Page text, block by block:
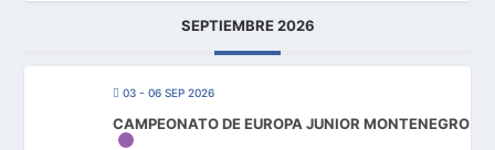
SEPTIEMBRE 2026
03 - 06 SEP 2026
CAMPEONATO DE EUROPA JUNIOR MONTENEGRO